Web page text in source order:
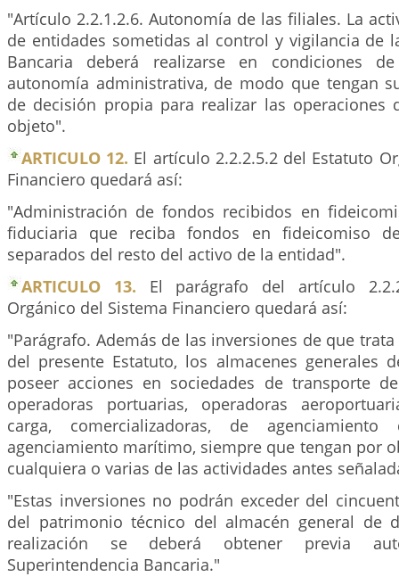
"Artículo 2.2.1.2.6. Autonomía de las filiales. La
de entidades sometidas al control y vigilancia de
Bancaria deberá realizarse en condiciones
autonomía administrativa, de modo que tengan
de decisión propia para realizar las operaciones
objeto".
ARTICULO 12. El artículo 2.2.2.5.2 del Estatuto
Financiero quedará así:
"Administración de fondos recibidos en
fiduciaria que reciba fondos en fideicomiso
separados del resto del activo de la entidad".
ARTICULO 13. El parágrafo del artículo
Orgánico del Sistema Financiero quedará así:
"Parágrafo. Además de las inversiones de que
del presente Estatuto, los almacenes generales
poseer acciones en sociedades de transporte
operadoras portuarias, operadoras
carga, comercializadoras, de
agenciamiento marítimo, siempre que tengan por
cualquiera o varias de las actividades antes
"Estas inversiones no podrán exceder del
del patrimonio técnico del almacén general de
realización se deberá obtener previa
Superintendencia Bancaria."